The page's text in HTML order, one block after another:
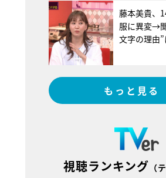
藤本美貴、
服に異変→
文字の理由
もっと見る
視聴ランキング （